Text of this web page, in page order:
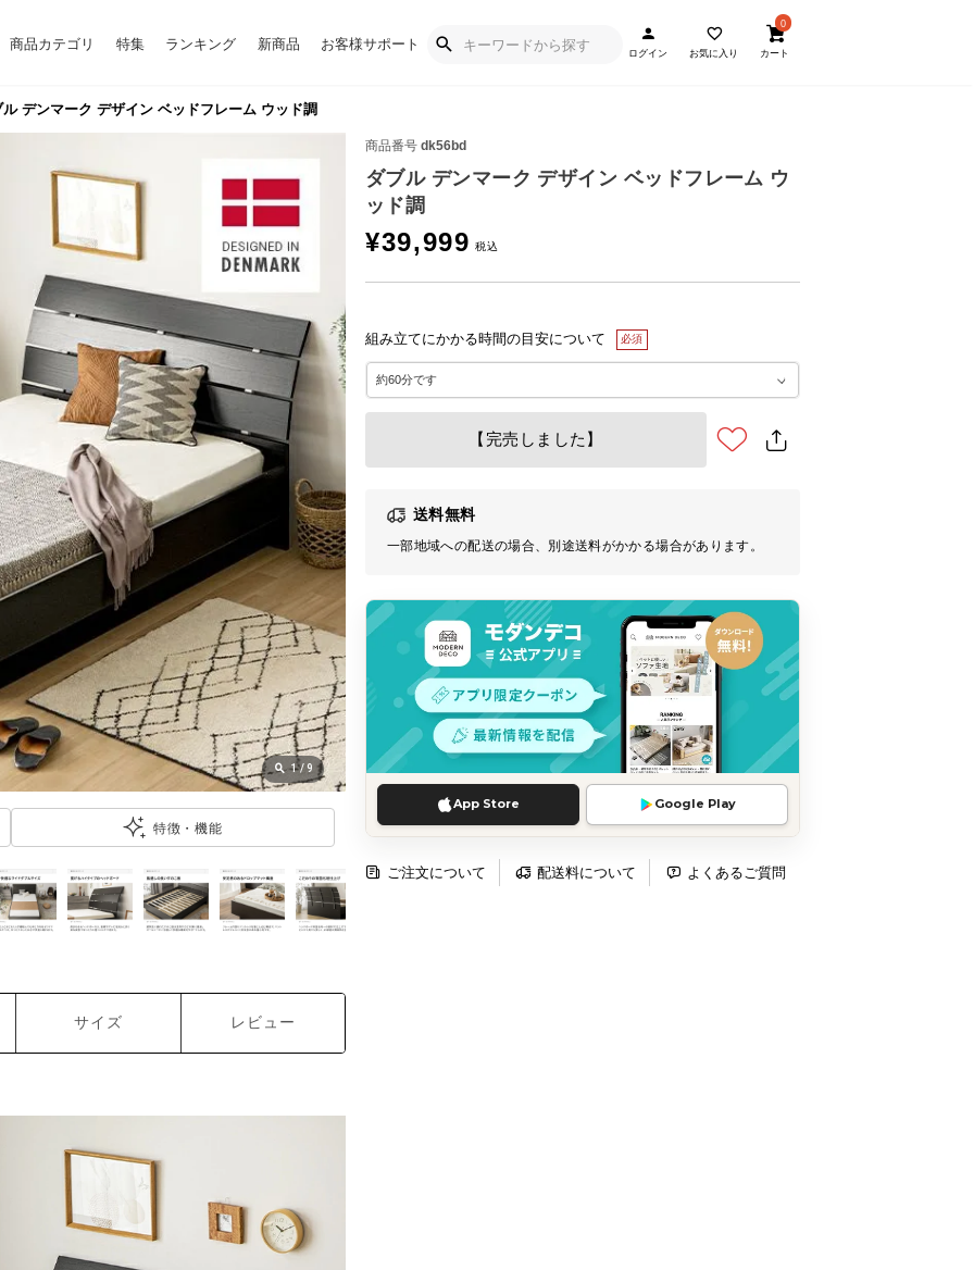
商品カテゴリ 特集 ランキング 新商品 お客様サポート
ログイン お気に入り
0
カート
デンマーク デザイン ベッドフレーム ウッド調
商品番号 dk56bd
ダブル デンマーク デザイン ベッドフレーム ウ
ッド調
¥39,999
組み立てにかかる時間の目安について
【完売しました】
送料無料
一部地域への配送の場合、別途送料がかかる場合があります。
App Store Google Play
ご注文について 配送料について よくあるご質問
1/ 9
特徴・機能
サイズ レビュー